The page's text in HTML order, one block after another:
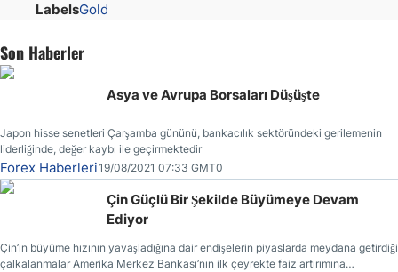
LabelsGold
Son Haberler
Asya ve Avrupa Borsaları Düşüşte
Japon hisse senetleri Çarşamba gününü, bankacılık sektöründeki gerilemenin
liderliğinde, değer kaybı ile geçirmektedir
Forex Haberleri19/08/2021 07:33 GMT0
Çin Güçlü Bir Şekilde Büyümeye Devam
Ediyor
Çin’in büyüme hızının yavaşladığına dair endişelerin piyaslarda meydana getirdiği
çalkalanmalar Amerika Merkez Bankası’nın ilk çeyrekte faiz artırımına